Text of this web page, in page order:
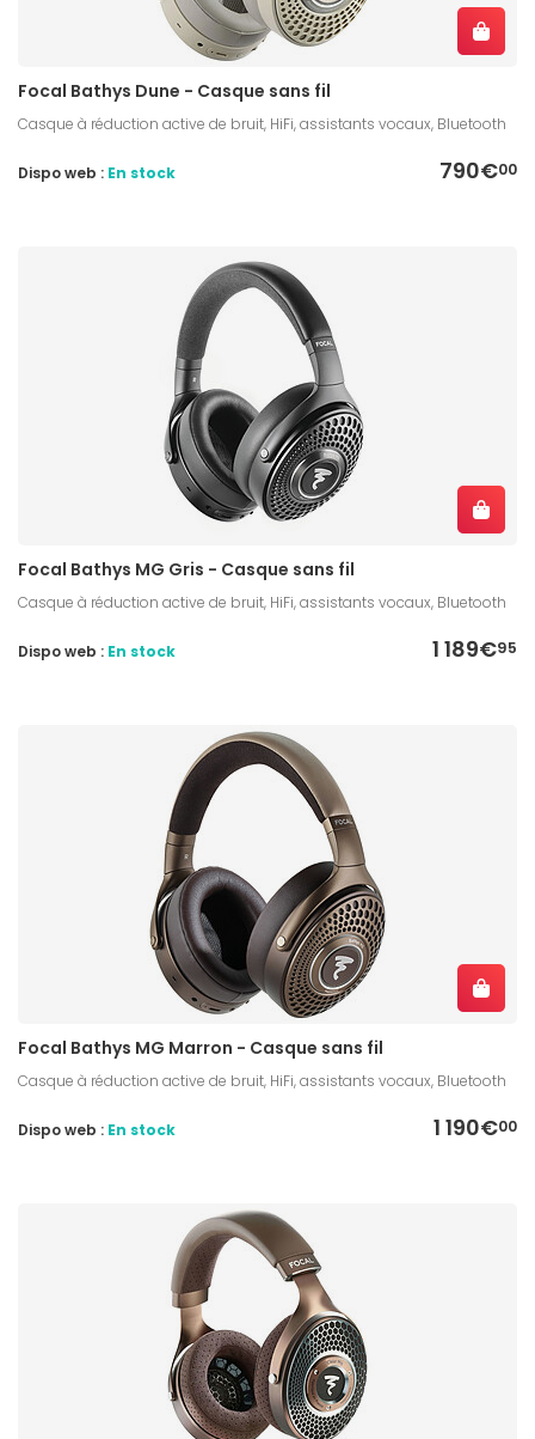
Focal Bathys Dune - Casque sans fil
Casque à réduction active de bruit, HiFi, assistants vocaux, Bluetooth
790€00
Dispo web : En stock
Focal Bathys MG Gris - Casque sans fil
Casque à réduction active de bruit, HiFi, assistants vocaux, Bluetooth
1 189€95
Dispo web : En stock
Focal Bathys MG Marron - Casque sans fil
Casque à réduction active de bruit, HiFi, assistants vocaux, Bluetooth
1 190€00
Dispo web : En stock